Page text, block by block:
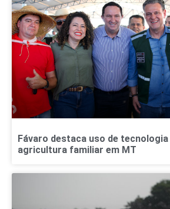
Fávaro destaca uso de
agricultura familiar em MT